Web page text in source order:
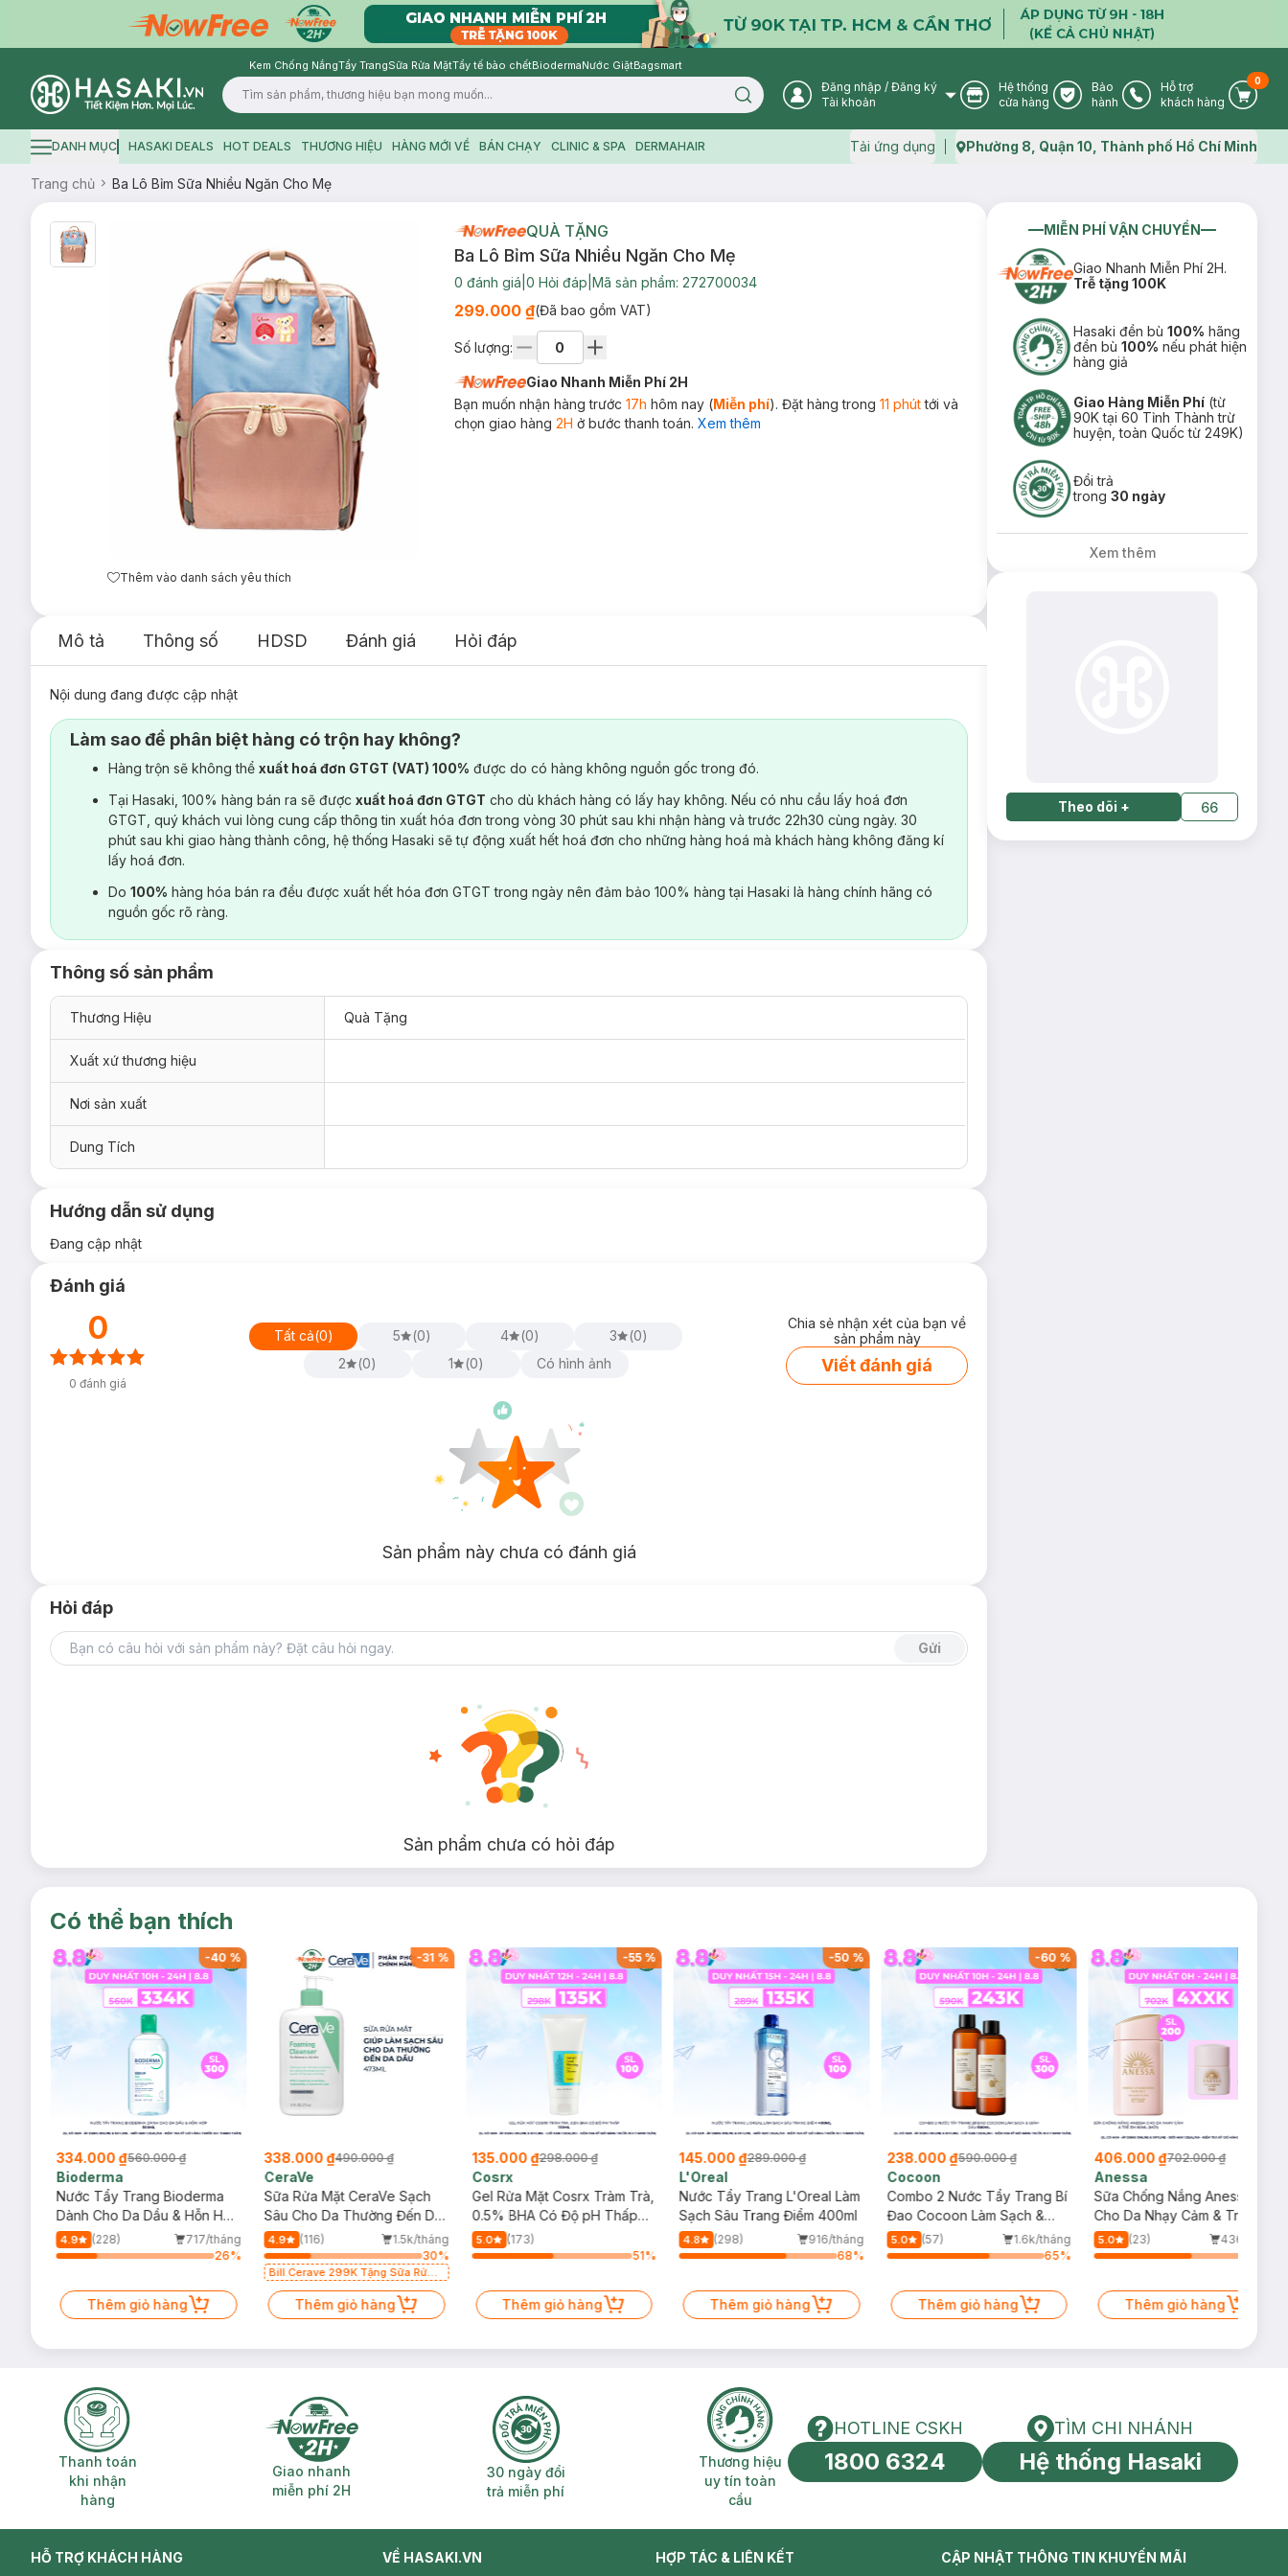
Kem Chống NắngTẩy TrangSữa Rửa MặtTẩy tế bào chếtBiodermaNước GiặtBagsmart
Logo
Search icon User Icon
Đăng nhập / Đăng ký
Tài khoản
Store Icon
Hệ thống
cửa hàng
Warranty Icon
Bảo
hành
Phone Icon
Hỗ trợ
khách hàng
Cart
0
Hamburger icon
DANH MỤC HASAKI DEALS HOT DEALS THƯƠNG HIỆU HÀNG MỚI VỀ BÁN CHẠY CLINIC & SPA DERMAHAIR Tải ứng dụng Map icon
Phường 8, Quận 10, Thành phố Hồ Chí Minh
Trang chủ Ba Lô Bỉm Sữa Nhiều Ngăn Cho Mẹ
Thêm vào danh sách yêu thích
QUÀ TẶNG
Ba Lô Bỉm Sữa Nhiều Ngăn Cho Mẹ
0 đánh giá 0 Hỏi đáp Mã sản phẩm: 272700034
299.000 ₫(Đã bao gồm VAT)
Số lượng:
Giao Nhanh Miễn Phí 2H
Bạn muốn nhận hàng trước 17h hôm nay (Miễn phí). Đặt hàng trong 11 phúttới và
chọn giao hàng 2H ở bước thanh toán. Xem thêm
Mô tả Thông số HDSD Đánh giá Hỏi đáp
Nội dung đang được cập nhật
Làm sao để phân biệt hàng có trộn hay không?
Hàng trộn sẽ không thể xuất hoá đơn GTGT (VAT) 100% được do có hàng không nguồn gốc trong đó.
Tại Hasaki, 100% hàng bán ra sẽ được xuất hoá đơn GTGT cho dù khách hàng có lấy hay không. Nếu có nhu cầu lấy hoá đơn
GTGT, quý khách vui lòng cung cấp thông tin xuất hóa đơn trong vòng 30 phút sau khi nhận hàng và trước 22h30 cùng ngày. 30
phút sau khi giao hàng thành công, hệ thống Hasaki sẽ tự động xuất hết hoá đơn cho những hàng hoá mà khách hàng không đăng kí
lấy hoá đơn.
Do 100% hàng hóa bán ra đều được xuất hết hóa đơn GTGT trong ngày nên đảm bảo 100% hàng tại Hasaki là hàng chính hãng có
nguồn gốc rõ ràng.
Thông số sản phẩm
Thương Hiệu Quà Tặng
Xuất xứ thương hiệu
Nơi sản xuất
Dung Tích
Hướng dẫn sử dụng
Đang cập nhật
Đánh giá
0
0 đánh giá
Tất cả(0) 5 (0) 4 (0) 3 (0)
2
(0) 1 (0) Có hình ảnh
Chia sẻ nhận xét của bạn về
sản phẩm này
Viết đánh giá
Sản phẩm này chưa có đánh giá
Hỏi đáp
Gửi
Sản phẩm chưa có hỏi đáp
MIỄN PHÍ VẬN CHUYỂN
Giao Nhanh Miễn Phí 2H.
Trễ tặng 100K
Hasaki đền bù100% hãng
đền bù100% nếu phát hiện
hàng giả
Giao Hàng Miễn Phí (từ
90K tại 60 Tỉnh Thành trừ
huyện, toàn Quốc từ 249K)
Đổi trả
trong30 ngày
Xem thêm
Theo dõi + 66
Có thể bạn thích
-40 %
334.000 ₫560.000 ₫
Bioderma
Nước Tẩy Trang Bioderma
Dành Cho Da Dầu & Hỗn Hợp
500ml
4.9 (228)
717/tháng
26%
Thêm giỏ hàng
-31 %
338.000 ₫490.000 ₫
CeraVe
Sữa Rửa Mặt CeraVe Sạch
Sâu Cho Da Thường Đến Da
Dầu 473ml
4.9 (116)
1.5k/tháng
30%
Bill Cerave 299K Tặng Sữa Rửa
Mặt Cerave 30ml (SL có hạn)
Thêm giỏ hàng
-55%
135.000 ₫298.000 ₫
Cosrx
Gel Rửa Mặt Cosrx Tràm Trà,
0.5% BHA Có Độ pH Thấp
150ml
5.0
(173)
51%
Thêm giỏ hàng
-50 %
145.000 ₫289.000 ₫
L'Oreal
Nước Tẩy Trang L'Oreal Làm
Sạch Sâu Trang Điểm 400ml
4.8 (298)
916/tháng
68%
Thêm giỏ hàng
-60 %
238.000 ₫590.000 ₫
Cocoon
Combo 2 Nước Tẩy Trang Bí
Đao Cocoon Làm Sạch &
Giảm Dầu 500ml
5.0 (57)
1.6k/tháng
65%
Thêm giỏ hàng
406.000 ₫702.000 ₫
Anessa
Sữa Chống Nắng Anessa
Cho Da Nhạy Cảm & Trẻ Em
60ml (Mới)
5.0 (23)
436/tháng
Thêm giỏ hàng
Thanh toán khi nhận hàng
Thanh toán
khi nhận
hàng
Giao nhanh miễn phí 2H
Giao nhanh
miễn phí 2H
30 ngày đổi trả miễn phí
30 ngày đổi
trả miễn phí
Thương hiệu uy tín toàn cầu
Thương hiệu
uy tín toàn
cầu
HOTLINE CSKH
HOTLINE CSKH
1800 6324
Tìm chi nhánh
TÌM CHI NHÁNH
Hệ thống Hasaki
HỖ TRỢ KHÁCH HÀNG VỀ HASAKI.VN HỢP TÁC & LIÊN KẾT CẬP NHẬT THÔNG TIN KHUYẾN MÃI